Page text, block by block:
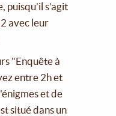
s’agit
avec leur
"Enquête à
entre 2h et
et de
situé dans un